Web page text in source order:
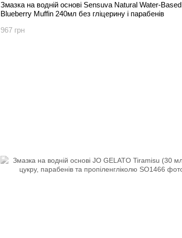
Змазка на водній основі Sensuva Natural Water-Based
Blueberry Muffin 240мл без гліцерину і парабенів
967 грн